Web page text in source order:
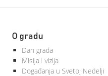
O gradu
Dan grada
Misija i vizija
Događanja u Svetoj Nedelji